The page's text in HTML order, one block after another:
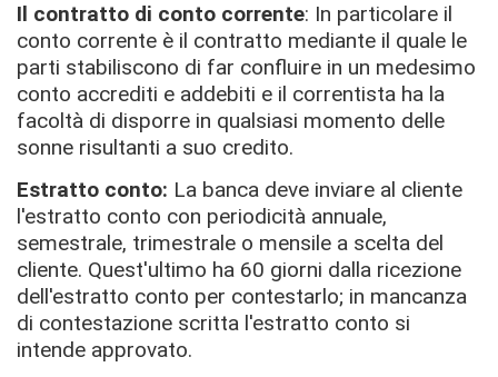
Il contratto di conto corrente: In particolare il
conto corrente è il contratto mediante il quale le
parti stabiliscono di far confluire in un medesimo
conto accrediti e addebiti e il correntista ha la
facoltà di disporre in qualsiasi momento delle
sonne risultanti a suo credito.
Estratto conto: La banca deve inviare al cliente
l'estratto conto con periodicità annuale,
semestrale, trimestrale o mensile a scelta del
cliente. Quest'ultimo ha 60 giorni dalla ricezione
dell'estratto conto per contestarlo; in mancanza
di contestazione scritta l'estratto conto si
intende approvato.